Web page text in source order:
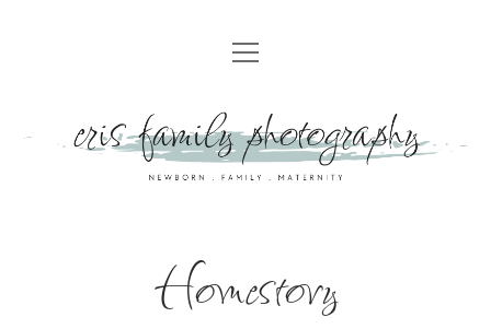
HOME
UNSER ANGEBOT
NEUGEBORENENFOTOGRAFIE
CAKE SMASH- UND GEBURTSTAGSSHOOTING
KINDERPARTY
PREISE
TIPPS ZUR KLEIDERWAHL FÜR EUER FAMILIENSHOOTING
Homestory